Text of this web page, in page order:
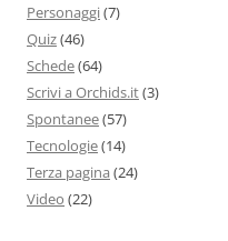
Personaggi(7)
Quiz(46)
Schede(64)
Scrivi a Orchids.it(3)
Spontanee(57)
Tecnologie(14)
Terza pagina (24)
Video (22)